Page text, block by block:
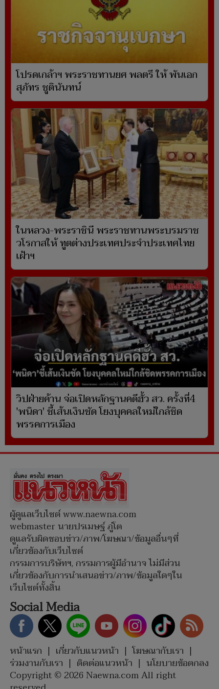
โปรดเกล้าฯ พระราชทานยศ พลตรี ให้ พันเอก
สุภัทร ชูตินันทน์
ในหลวง-พระราชินี พระราชทานพระบรมราช
วโรกาสให้ ทูตต่างประเทศประจำประเทศไทย
เฝ้าฯ
วิปฝ่ายค้าน จ่อเปิดหลักฐานคดีฮั้ว สว. ครั้งที่4
'พนิดา' ชี้เส้นเงินชัด โยงบุคคลใหม่ใกล้ชิด
พรรคการเมือง
ผู้ดูแลเว็บไซต์ www.naewna.com
webmaster นายปรเมษฐ์ ภู่โต
ดูแลรับผิดชอบข่าว/ภาพ/โฆษณา/ข้อมูลอื่นๆที่
เกี่ยวข้องกับเว็บไซต์
กรรมการบริษัทฯ, กรรมการผู้มีอำนาจ ไม่มีส่วน
เกี่ยวข้องกับการนำเสนอข่าว/ภาพ/ข้อมูลใดๆใน
เว็บไซต์ทั้งสิ้น
Social Media
หน้าแรก | เกี่ยวกับแนวหน้า | โฆษณากับเรา |
ร่วมงานกับเรา | ติดต่อแนวหน้า | นโยบายข้อตกลง
Copyright © 2026 Naewna.com All right